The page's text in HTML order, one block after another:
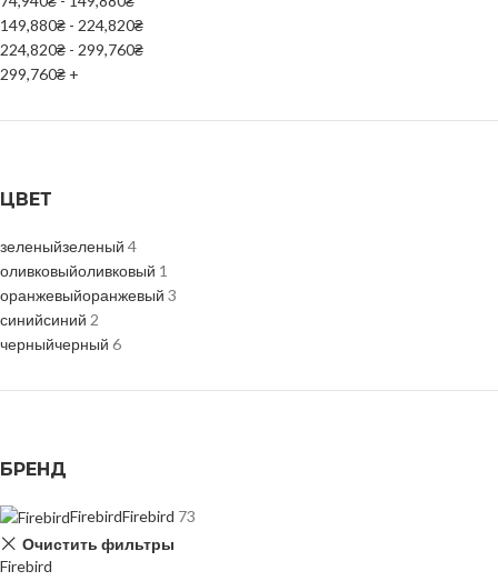
149,880₴ - 224,820₴
224,820₴ - 299,760₴
299,760₴ +
ЦВЕТ
зеленыйзеленый 4
оливковыйоливковый 1
оранжевыйоранжевый 3
синийсиний 2
черныйчерный 6
БРЕНД
FirebirdFirebird 73
Очистить фильтры
Firebird